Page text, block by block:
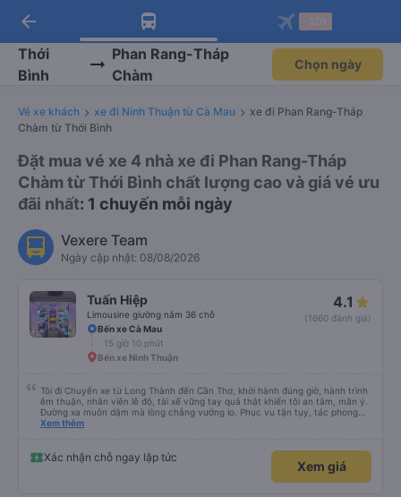
Tải app Vexere ngay!
Nhận ưu đãi thành viên độc
quyền
Mở app
Tải app Vexere
-30k/ghế khi đặt vé máy bay qua
app
Mở app
arrow_back
Thới
Bình
Phan Rang-Tháp
Chàm
Chọn ngày
Vé xe khách xe đi Ninh Thuận từ Cà Mau
xe đi Phan Rang-Tháp
Chàm từ Thới Bình
Đặt mua vé xe 4 nhà xe đi Phan Rang-Tháp
Chàm từ Thới Bình chất lượng cao và giá vé ưu
đãi nhất: 1 chuyến mỗi ngày
Vexere Team
Ngày cập nhật: 08/08/2026
Tuấn Hiệp
Limousine giường nằm 36 chỗ
4.1
(1660 đánh giá)
Bến xe Cà Mau
15 giờ 10 phút
Bến xe Ninh Thuận
Tôi đi Chuyến xe từ Long Thành đến Cần Thơ, khởi hành đúng giờ, hành trình
êm thuận, nhân viên lễ độ, tài xế vững tay quả thật khiến tôi an tâm, mãn ý.
Đường xa muôn dặm mà lòng chẳng vướng lo. Phục vụ tận tụy, tác phong
nghiêm cẩn, hiếm thấy giữa thời buổi kim tiền vội vã. Xã hội loạn đạo. Xin gửi
Xem thêm
Xác nhận chỗ ngay lập tức
Xem giá